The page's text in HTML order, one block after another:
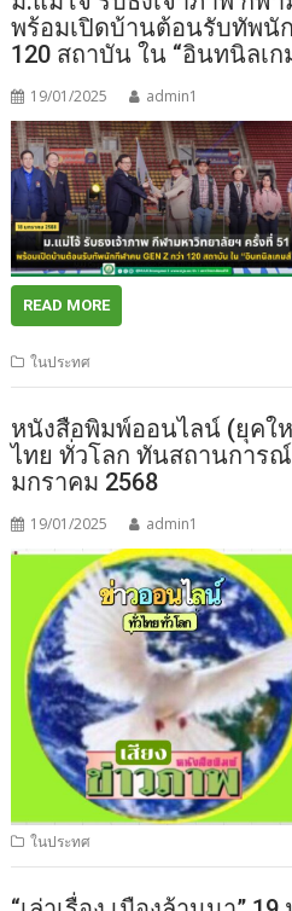
พร้อมเปิดบ้านต้อนรับทัพนั
120 สถาบัน ใน “อินทนิลเก
19/01/2025 admin1
READ MORE
ในประทศ
หนังสือพิมพ์ออนไลน์ (ยุคใ
ไทย ทั่วโลก ทันสถานการณ์
มกราคม 2568
19/01/2025 admin1
ในประทศ